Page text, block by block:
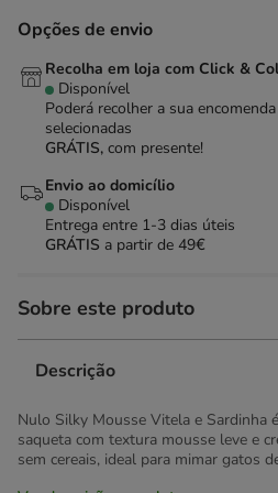
Opções de envio
Recolha em loja com Click &
Disponível
Poderá recolher a sua
selecionadas
GRÁTIS, com presente!
Envio ao domicílio
Disponível
Entrega entre 1-3 dias úteis
GRÁTIS a partir de 49€
Sobre este produto
Descrição
Nulo Silky Mousse Vitela e Sardinha
saqueta com textura mousse leve e
sem cereais, ideal para mimar gatos